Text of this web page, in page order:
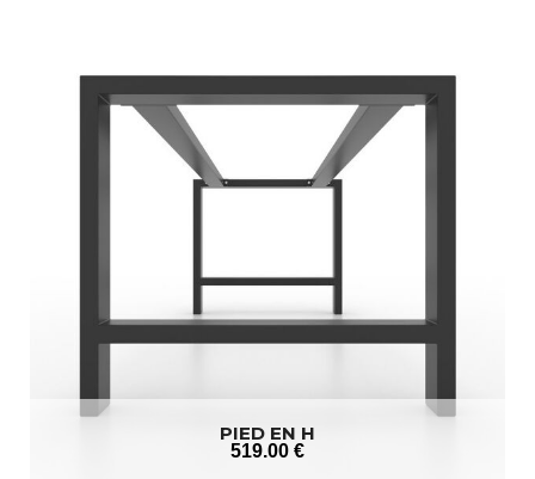
PIED EN H
519.00 €